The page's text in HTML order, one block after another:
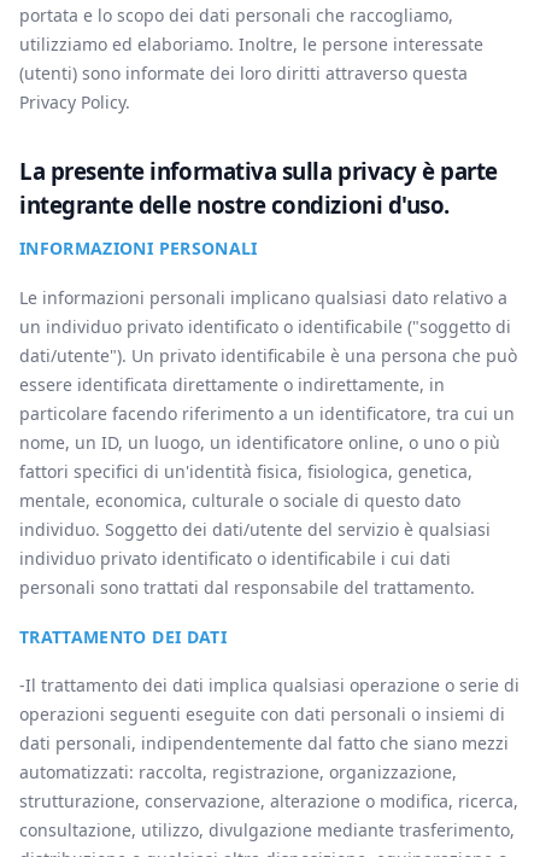
portata e lo scopo dei dati personali che raccogliamo,
utilizziamo ed elaboriamo. Inoltre, le persone interessate
(utenti) sono informate dei loro diritti attraverso questa
Privacy Policy.
La presente informativa sulla privacy è parte
integrante delle nostre condizioni d'uso.
INFORMAZIONI PERSONALI
Le informazioni personali implicano qualsiasi dato relativo a
un individuo privato identificato o identificabile ("soggetto di
dati/utente"). Un privato identificabile è una persona che può
essere identificata direttamente o indirettamente, in
particolare facendo riferimento a un identificatore, tra cui un
nome, un ID, un luogo, un identificatore online, o uno o più
fattori specifici di un'identità fisica, fisiologica, genetica,
mentale, economica, culturale o sociale di questo dato
individuo. Soggetto dei dati/utente del servizio è qualsiasi
individuo privato identificato o identificabile i cui dati
personali sono trattati dal responsabile del trattamento.
TRATTAMENTO DEI DATI
-Il trattamento dei dati implica qualsiasi operazione o serie di
operazioni seguenti eseguite con dati personali o insiemi di
dati personali, indipendentemente dal fatto che siano mezzi
automatizzati: raccolta, registrazione, organizzazione,
strutturazione, conservazione, alterazione o modifica, ricerca,
consultazione, utilizzo, divulgazione mediante trasferimento,